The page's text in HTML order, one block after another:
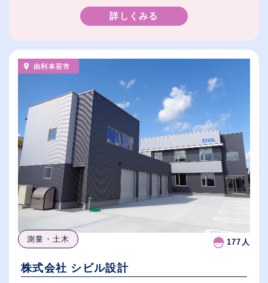
詳しくみる
由利本荘市
測量・土木 177人
株式会社 シビル設計